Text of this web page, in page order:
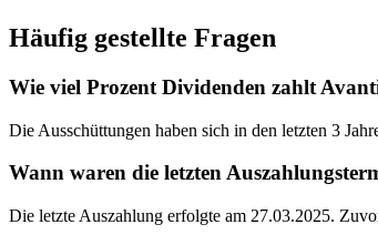
Häufig gestellte Fragen
Wie viel Prozent Dividenden zahlt
Die Ausschüttungen haben sich in den letzten 3
Wann waren die letzten
Die letzte Auszahlung erfolgte am 27.03.2025.